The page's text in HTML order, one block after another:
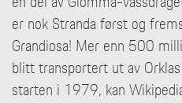
er nok Stranda først og
Grandiosa! Mer enn 500
blitt transportert ut av
starten i 1979, kan